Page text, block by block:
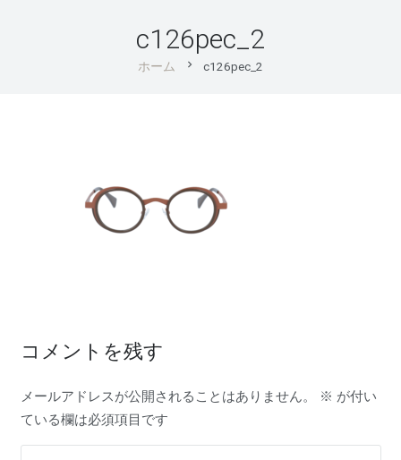
c126pec_2
ホーム chevron_right c126pec_2
コメントを残す
メールアドレスが公開されることはありません。 ※ が付い
ている欄は必須項目です